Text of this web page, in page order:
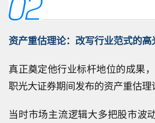
资产重估理论：改写行业范式的高
真正奠定他行业标杆地位的成果
职光大证券期间发布的资产重估理
当时市场主流逻辑大多把股市波